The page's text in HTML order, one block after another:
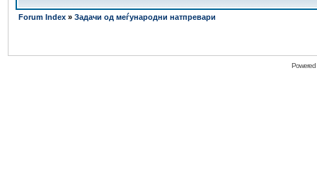
Forum Index » Задачи од меѓународни натпревари